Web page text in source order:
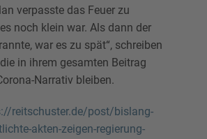
verpasste das Feuer zu
noch klein war. Als dann der
war es zu spät“, schreiben
in ihrem gesamten Beitrag
Narrativ bleiben.
reitschuster.de/post/bislang-
akten-zeigen-regierung-